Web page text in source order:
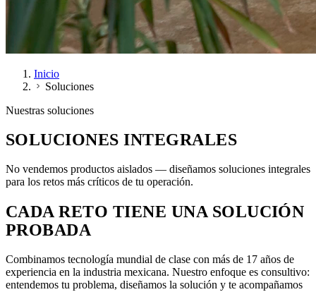
Inicio
Soluciones
Nuestras soluciones
SOLUCIONES INTEGRALES
No vendemos productos aislados — diseñamos soluciones integrales
para los retos más críticos de tu operación.
CADA RETO TIENE UNA SOLUCIÓN
PROBADA
Combinamos tecnología mundial de clase con más de 17 años de
experiencia en la industria mexicana. Nuestro enfoque es consultivo:
entendemos tu problema, diseñamos la solución y te acompañamos